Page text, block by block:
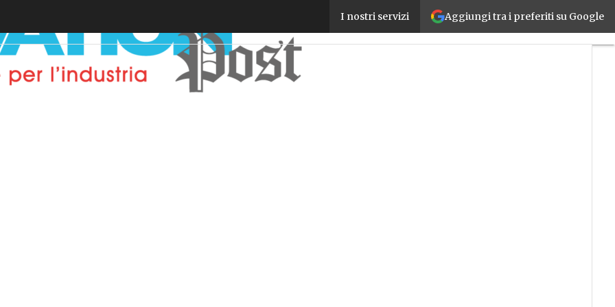
Aggiungi tra i preferiti su Google
I nostri servizi
Legge di Bilancio, il testo definitivo: ecco le